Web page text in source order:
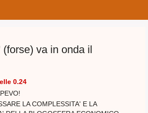
va in onda il
0.24
LA COMPLESSITA' E LA